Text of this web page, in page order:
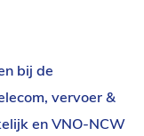
bij de
vervoer &
en VNO-NCW